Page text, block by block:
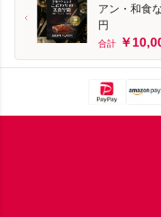
アン・和食
円
合計 ￥